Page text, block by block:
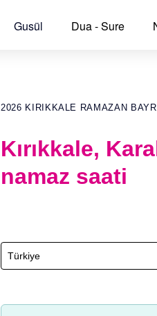
Gusül Dua - Sure
2026 KIRIKKALE RAMAZAN
Kırıkkale,
namaz saati